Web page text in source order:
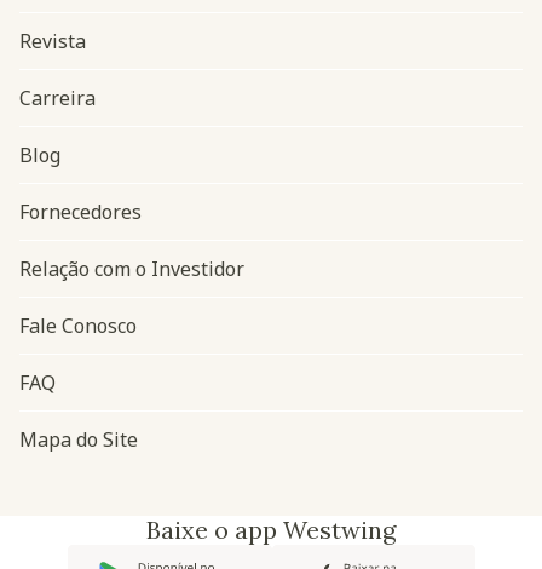
Navegação do rodapé
Revista
Carreira
Blog
Fornecedores
Relação com o Investidor
Fale Conosco
FAQ
Mapa do Site
Baixe o app Westwing